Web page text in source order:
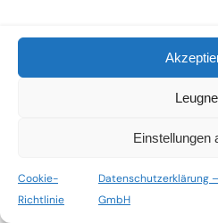
Einstellungen
Cookie-
Richtlinie
Datenschutzerklärung
GmbH